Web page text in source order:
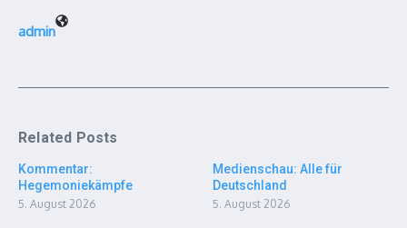
admin
Related Posts
Kommentar:
Hegemoniekämpfe
5. August 2026
Medienschau: Alle für
Deutschland
5. August 2026